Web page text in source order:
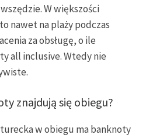
W większości
nawet na plaży podczas
za obsługę, o ile
all inclusive. Wtedy nie
znajdują się obiegu?
w obiegu ma banknoty